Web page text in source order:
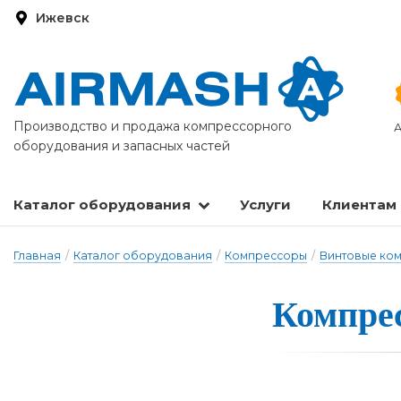
Ижевск
Производство и продажа компрессорного
оборудования и запасных частей
Каталог оборудования Услуги Клиентам
Главная / Каталог оборудования / Компрессоры / Винтовые